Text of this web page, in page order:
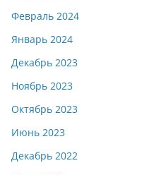
Февраль 2024
Январь 2024
Декабрь 2023
Ноябрь 2023
Октябрь 2023
Июнь 2023
Декабрь 2022